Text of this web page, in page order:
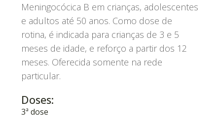
Meningocócica B em crianças, adolescentes
e adultos até 50 anos. Como dose de
rotina, é indicada para crianças de 3 e 5
meses de idade, e reforço a partir dos 12
meses. Oferecida somente na rede
particular.
Doses:
3ª dose